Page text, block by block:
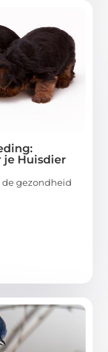
je Huisdier
de gezondheid